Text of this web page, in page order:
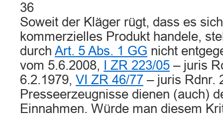
36
Soweit der Kläger rügt, dass es
kommerzielles Produkt handele,
durch Art. 5 Abs. 1 GG nicht
vom 5.6.2008,
I ZR 223/05 – juris
6.2.1979, VI ZR 46/77 – juris Rdnr.
Presseerzeugnisse dienen (auch)
Einnahmen. Würde man diesem